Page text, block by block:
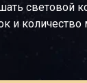
световой
и